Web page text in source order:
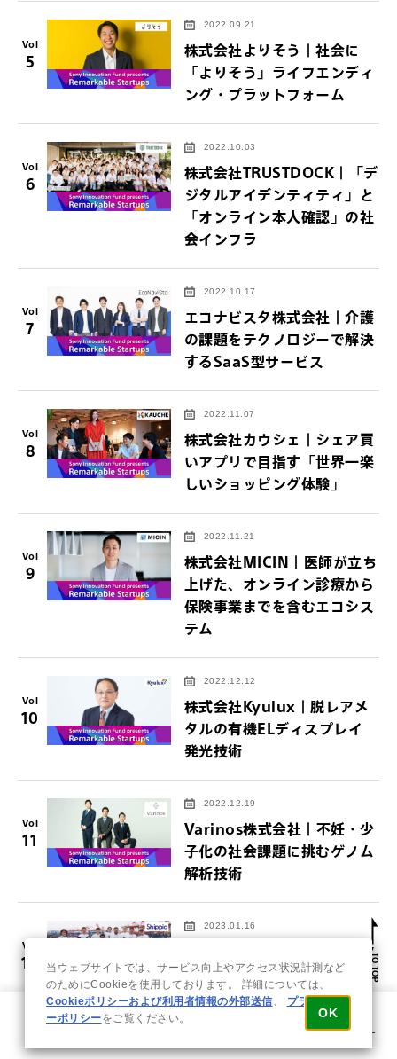
Vol
5
2022.09.21
株式会社よりそう｜社会に
「よりそう」ライフエンディ
ング・プラットフォーム
Vol
6
2022.10.03
株式会社TRUSTDOCK｜「デ
ジタルアイデンティティ」と
「オンライン本人確認」の社
会インフラ
Vol
7
2022.10.17
エコナビスタ株式会社｜介護
の課題をテクノロジーで解決
するSaaS型サービス
Vol
8
2022.11.07
株式会社カウシェ｜シェア買
いアプリで目指す「世界一楽
しいショッピング体験」
Vol
9
2022.11.21
株式会社MICIN｜医師が立ち
上げた、オンライン診療から
保険事業までを含むエコシス
テム
Vol
10
2022.12.12
株式会社Kyulux｜脱レアメ
タルの有機ELディスプレイ
発光技術
Vol
11
2022.12.19
Varinos株式会社｜不妊・少
子化の社会課題に挑むゲノム
解析技術
Vol
12
2023.01.16
株式会社Shippio｜超巨大マ
ーケットに挑む、一気通貫し
た国際物流DXサービス
2023.01.24
メニュー
当ウェブサイトでは、サービス向上やアクセス状況計測など
のためにCookieを使用しております。 詳細については、
Cookieポリシーおよび利用者情報の外部送信、
プライバシ
ーポリシーをご覧ください。 OK